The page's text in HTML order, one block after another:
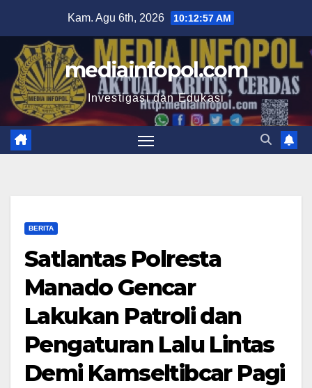
content
Kam. Agu 6th, 2026 10:12:58 AM
mediainfopol.com
Investigasi dan Edukasi
BERITA
Satlantas Polresta
Manado Gencar
Lakukan Patroli dan
Pengaturan Lalu Lintas
Demi Kamseltibcar Pagi